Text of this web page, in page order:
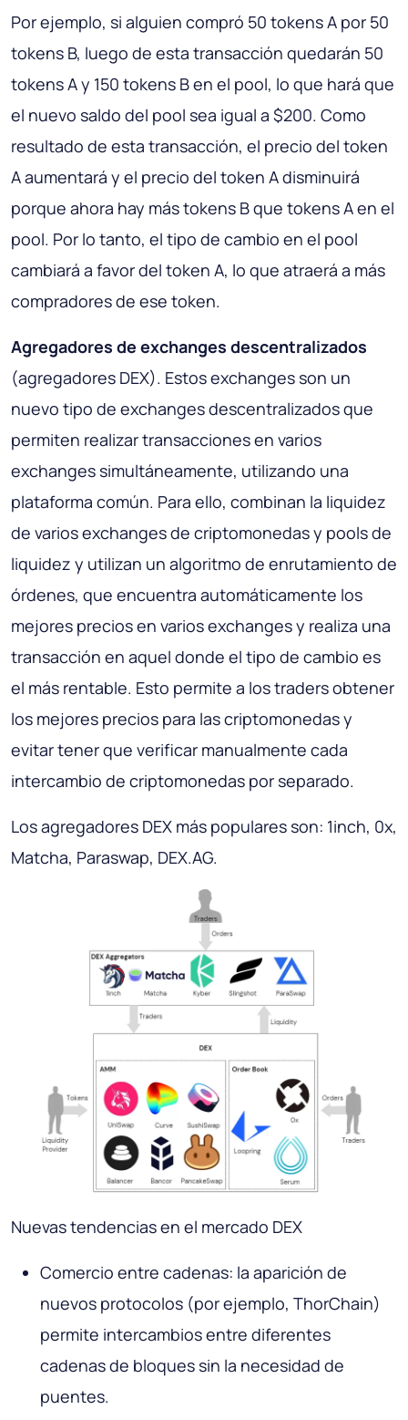
Por ejemplo, si alguien compró 50 tokens A por 50
tokens B, luego de esta transacción quedarán 50
tokens A y 150 tokens B en el pool, lo que hará que
el nuevo saldo del pool sea igual a $200. Como
resultado de esta transacción, el precio del token
A aumentará y el precio del token A disminuirá
porque ahora hay más tokens B que tokens A en el
pool. Por lo tanto, el tipo de cambio en el pool
cambiará a favor del token A, lo que atraerá a más
compradores de ese token.
Agregadores de exchanges descentralizados
(agregadores DEX). Estos exchanges son un
nuevo tipo de exchanges descentralizados que
permiten realizar transacciones en varios
exchanges simultáneamente, utilizando una
plataforma común. Para ello, combinan la liquidez
de varios exchanges de criptomonedas y pools de
liquidez y utilizan un algoritmo de enrutamiento de
órdenes, que encuentra automáticamente los
mejores precios en varios exchanges y realiza una
transacción en aquel donde el tipo de cambio es
el más rentable. Esto permite a los traders obtener
los mejores precios para las criptomonedas y
evitar tener que verificar manualmente cada
intercambio de criptomonedas por separado.
Los agregadores DEX más populares son: 1inch, 0x,
Matcha, Paraswap, DEX.AG.
Nuevas tendencias en el mercado DEX
Comercio entre cadenas: la aparición de
nuevos protocolos (por ejemplo, ThorChain)
permite intercambios entre diferentes
cadenas de bloques sin la necesidad de
puentes.